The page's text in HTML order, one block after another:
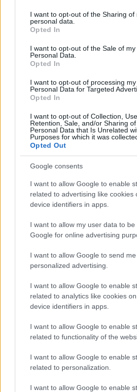
not limited to your visit or usage
grant or deny consent to Google and
use your data for below specified
consent section.
I want to opt-out of the Sharing of
personal data.
Opted In
I want to opt-out of the Sale of my
Personal Data.
Opted In
I want to opt-out of processing my
Personal Data for Targeted
Opted In
I want to opt-out of Collection, Use,
Retention, Sale, and/or Sharing
Personal Data that Is Unrelated
Purposes for which it was
Opted Out
Google consents
I want to allow Google to enable
related to advertising like cookies
device identifiers in apps.
I want to allow my user data to be
Google for online advertising
I want to allow Google to send me
personalized advertising.
I want to allow Google to enable
related to analytics like cookies
device identifiers in apps.
I want to allow Google to enable
related to functionality of the
I want to allow Google to enable
related to personalization.
I want to allow Google to enable
El empresario José Elías analiza el
consecuencias en la jubilación
Marta Ruiz · 5 Ago 2026
FINANZAS
La Reserva Federal aprueba la